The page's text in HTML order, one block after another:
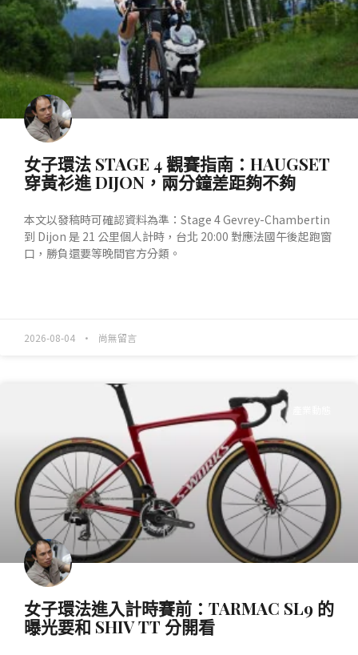
女子環法 STAGE 4 觀賽指南：HAUGSET
穿黃衫進 DIJON，兩分鐘差距夠不夠
本文以發稿時可確認資料為準：Stage 4 Gevrey-Chambertin
到 Dijon 是 21 公里個人計時，台北 20:00 對應法國午後起跑窗
口，勝負還要等晚間官方分類。
2026-08-04 尚無留言
女子環法進入計時賽前：TARMAC SL9 的
曝光要和 SHIV TT 分開看